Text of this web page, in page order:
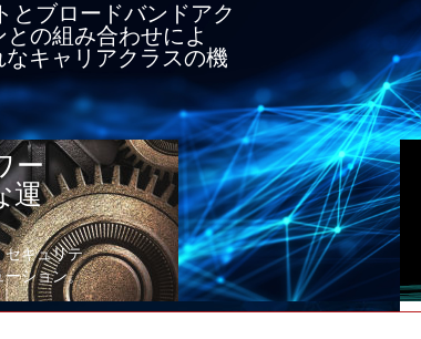
ブロードバンドアク
との組み合わせによ
キャリアクラスの機
ー
運
セキュリテ
ーション。